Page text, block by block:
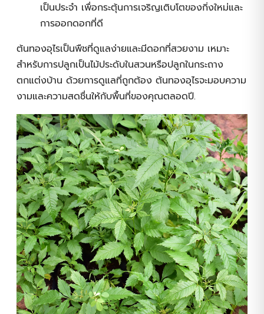
เป็นประจำ เพื่อกระตุ้นการเจริญเติบโตของกิ่งใหม่และ
การออกดอกที่ดี
ต้นทองอุไรเป็นพืชที่ดูแลง่ายและมีดอกที่สวยงาม เหมาะ
สำหรับการปลูกเป็นไม้ประดับในสวนหรือปลูกในกระถาง
ตกแต่งบ้าน ด้วยการดูแลที่ถูกต้อง ต้นทองอุไรจะมอบความ
งามและความสดชื่นให้กับพื้นที่ของคุณตลอดปี.